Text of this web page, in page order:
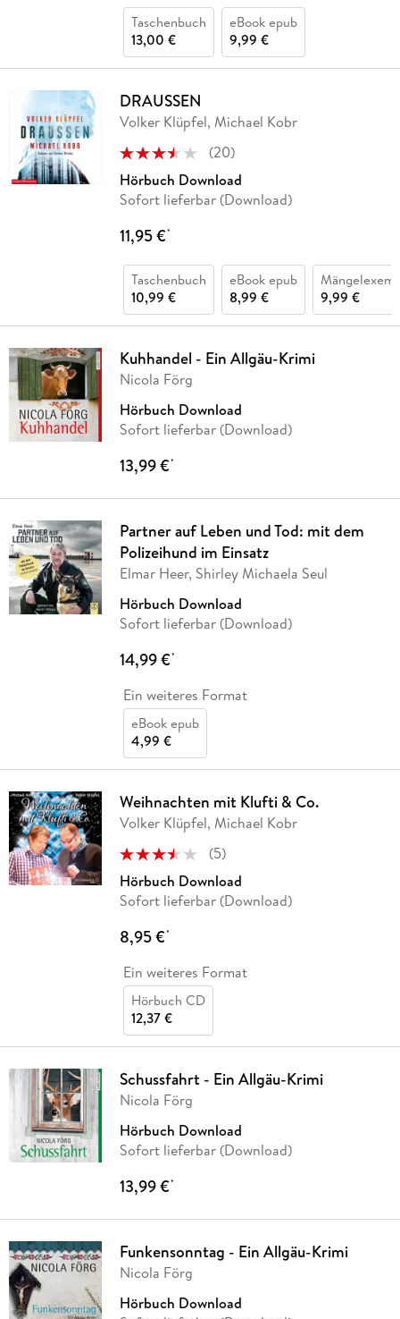
Taschenbuch
13,00 €
eBook epub
9,99 €
DRAUSSEN
Volker Klüpfel, Michael Kobr
(20)
Hörbuch Download
Sofort lieferbar (Download)
11,95 €*
Taschenbuch
10,99 €
eBook epub
8,99 €
9,99 €
Kuhhandel - Ein Allgäu-Krimi
Nicola Förg
Hörbuch Download
Sofort lieferbar (Download)
13,99 €*
Partner auf Leben und Tod: mit dem
Polizeihund im Einsatz
Elmar Heer, Shirley Michaela Seul
Hörbuch Download
Sofort lieferbar (Download)
14,99 €*
Ein weiteres Format
eBook epub
4,99 €
Weihnachten mit Klufti & Co.
Volker Klüpfel, Michael Kobr
(5)
Hörbuch Download
Sofort lieferbar (Download)
8,95 €*
Ein weiteres Format
Hörbuch CD
12,37 €
Schussfahrt - Ein Allgäu-Krimi
Nicola Förg
Hörbuch Download
Sofort lieferbar (Download)
13,99 €*
Funkensonntag - Ein Allgäu-Krimi
Nicola Förg
Hörbuch Download